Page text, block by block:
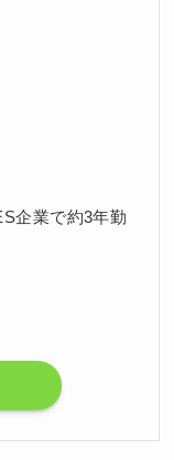
企業で約3年勤